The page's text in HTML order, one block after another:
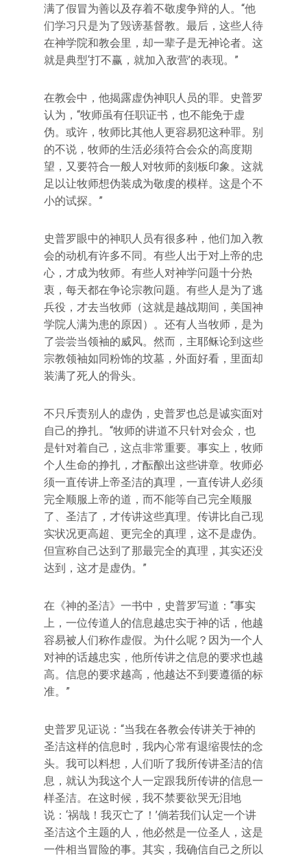
满了假冒为善以及存着不敬虔争辩的人。“他
们学习只是为了毁谤基督教。最后，这些人待
在神学院和教会里，却一辈子是无神论者。这
就是典型‘打不赢，就加入敌营’的表现。”
在教会中，他揭露虚伪神职人员的罪。史普罗
认为，“牧师虽有任职证书，也不能免于虚
伪。或许，牧师比其他人更容易犯这种罪。别
的不说，牧师的生活必须符合会众的高度期
望，又要符合一般人对牧师的刻板印象。这就
足以让牧师想伪装成为敬虔的模样。这是个不
小的试探。”
史普罗眼中的神职人员有很多种，他们加入教
会的动机有许多不同。有些人出于对上帝的忠
心，才成为牧师。有些人对神学问题十分热
衷，每天都在争论宗教问题。有些人是为了逃
兵役，才去当牧师（这就是越战期间，美国神
学院人满为患的原因）。还有人当牧师，是为
了尝尝当领袖的威风。然而，主耶稣论到这些
宗教领袖如同粉饰的坟墓，外面好看，里面却
装满了死人的骨头。
不只斥责别人的虚伪，史普罗也总是诚实面对
自己的挣扎。“牧师的讲道不只针对会众，也
是针对着自己，这点非常重要。事实上，牧师
个人生命的挣扎，才酝酿出这些讲章。牧师必
须一直传讲上帝圣洁的真理，一直传讲人必须
完全顺服上帝的道，而不能等自己完全顺服
了、圣洁了，才传讲这些真理。传讲比自己现
实状况更高超、更完全的真理，这不是虚伪。
但宣称自己达到了那最完全的真理，其实还没
达到，这才是虚伪。”
在《神的圣洁》一书中，史普罗写道：“事实
上，一位传道人的信息越忠实于神的话，他越
容易被人们称作虚假。为什么呢？因为一个人
对神的话越忠实，他所传讲之信息的要求也越
高。信息的要求越高，他越达不到要遵循的标
准。”
史普罗见证说：“当我在各教会传讲关于神的
圣洁这样的信息时，我内心常有退缩畏怯的念
头。我可以料想，人们听了我所传讲圣洁的信
息，就认为我这个人一定跟我所传讲的信息一
样圣洁。在这时候，我不禁要欲哭无泪地
说：‘祸哉！我灭亡了！’倘若我们认定一个讲
圣洁这个主题的人，他必然是一位圣人，这是
一件相当冒险的事。其实，我确信自己之所以